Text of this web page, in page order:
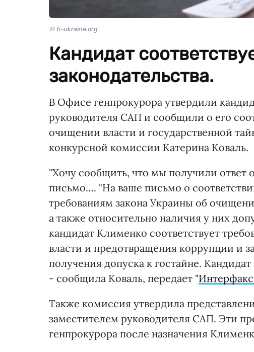
© ti-ukraine.org
Кандидат
законодательства.
В Офисе генпрокурора утвердили
руководителя САП и сообщили о его
очищении власти и государственной
конкурсной комиссии Катерина Коваль.
"Хочу сообщить, что мы получили ответ
письмо…. "На ваше письмо о
требованиям закона Украины об
а также относительно наличия у них
кандидат Клименко соответствует
власти и предотвращения коррупции и
получения допуска к гостайне.
- сообщила Коваль, передает "
Также комиссия утвердила
заместителем руководителя САП. Эти
генпрокурора после назначения